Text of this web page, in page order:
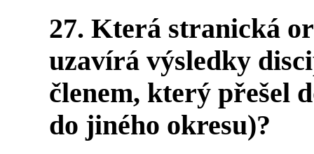
27. Která stranická
uzavírá výsledky
členem, který přešel
do jiného okresu)?